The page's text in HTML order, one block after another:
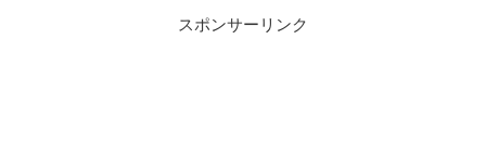
スポンサーリンク